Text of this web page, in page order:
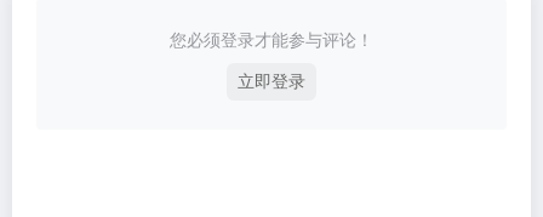
您必须登录才能参与评论！
立即登录